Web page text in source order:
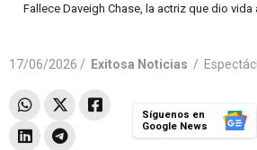
Fallece Daveigh Chase, la actriz que dio vida
17/06/2026 / Exitosa Noticias /
Síguenos en
Google News